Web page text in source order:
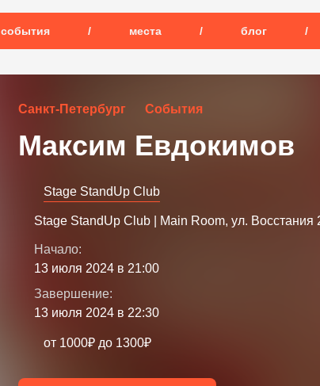
события / места / блог /
Санкт-Петербург События
Максим Евдокимов
Stage StandUp Club
Stage StandUp Club | Main Room, ул. Восстания
Начало:
13 июля 2024 в 21:00
Завершение:
13 июля 2024 в 22:30
от 1000₽ до 1300₽